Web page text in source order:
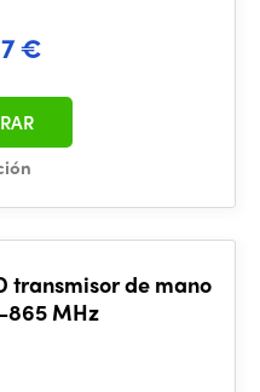
€
transmisor de mano
MHz